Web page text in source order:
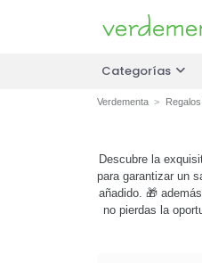
Categorías
Verdementa
Descubre la
para garantizar un
añadido. 🎁
no pierdas la